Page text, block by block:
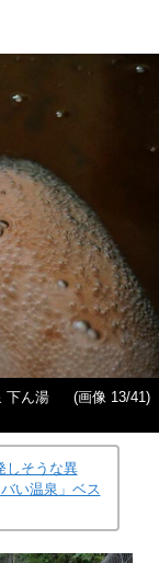
下ん湯
(画像 13/41)
しそうな異
い温泉」ベス